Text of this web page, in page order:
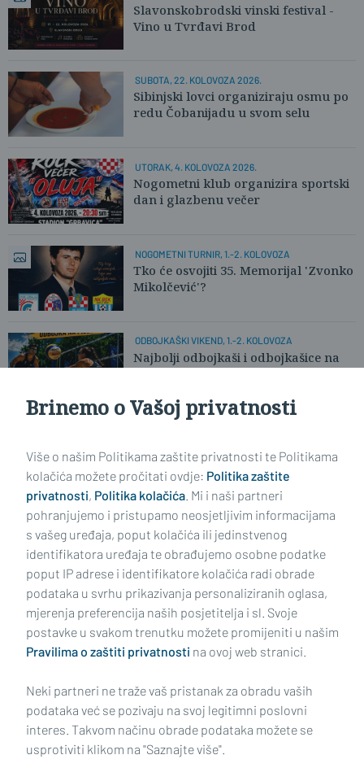
Slavonskobrodski vinski festival -
Vino u Tvrđavi Brod
SUBOTA, 22. KOLOVOZA 2026.
Sibinjski lovci organiziraju osmu po
redu Čobanijadu u svom selu
UTORAK, 4. KOLOVOZA 2026.
Nogometni klub organizira sportski
dan i glazbenu večer
NOGOMETNI TURNIR, 1.-2. KOLOVOZA
Tko će osvojiti 35. Memorijal 'Zvonko
Mikolčević'?
ODBOJKAŠKI VIKEND, 1.-2. KOLOVOZA
Najbolji odbojkaši i odbojkašice na
pijesku stižu u Slavonski Brod
Impressum Uvjeti korištenja Politika privatnosti
Politika kolačića Kontakt Pritužbe Suradnici
Oglašavanje
RUBRIKE
Brinemo o Vašoj privatnosti
Više o našim Politikama zaštite privatnosti te Politikama
kolačića možete pročitati ovdje: Politika zaštite
privatnosti, Politika kolačića. Mi i naši partneri
pohranjujemo i pristupamo neosjetljivim informacijama
s vašeg uređaja, poput kolačića ili jedinstvenog
identifikatora uređaja te obrađujemo osobne podatke
poput IP adrese i identifikatore kolačića radi obrade
podataka u svrhu prikazivanja personaliziranih oglasa,
mjerenja preferencija naših posjetitelja i sl. Svoje
postavke u svakom trenutku možete promijeniti u našim
Pravilima o zaštiti privatnosti na ovoj web stranici.
Neki partneri ne traže vaš pristanak za obradu vaših
podataka već se pozivaju na svoj legitimni poslovni
interes. Takvom načinu obrade podataka možete se
usprotiviti klikom na "Saznajte više".